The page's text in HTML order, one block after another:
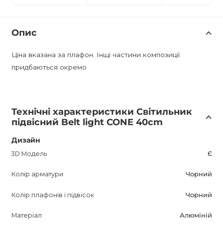
Опис
Ціна вказана за плафон. Інщі частини композиції
придбаються окремо
Технічні характеристики Світильник
підвісний Belt light CONE 40cm
Дизайн
3D Модель Є
Колір арматури Чорний
Колір плафонів і підвісок Чорний
Матеріал Алюміній